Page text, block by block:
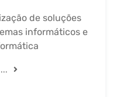
de soluções
informáticos e